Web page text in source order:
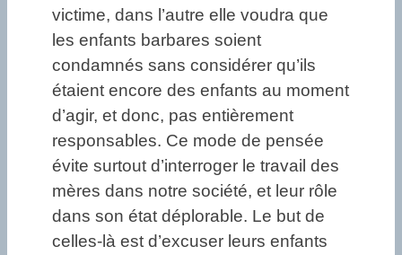
victime, dans l’autre elle voudra que
les enfants barbares soient
condamnés sans considérer qu’ils
étaient encore des enfants au moment
d’agir, et donc, pas entièrement
responsables. Ce mode de pensée
évite surtout d’interroger le travail des
mères dans notre société, et leur rôle
dans son état déplorable. Le but de
celles-là est d’excuser leurs enfants